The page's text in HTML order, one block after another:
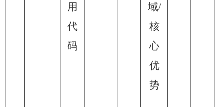
用
代
码
域/
核
心
优
势